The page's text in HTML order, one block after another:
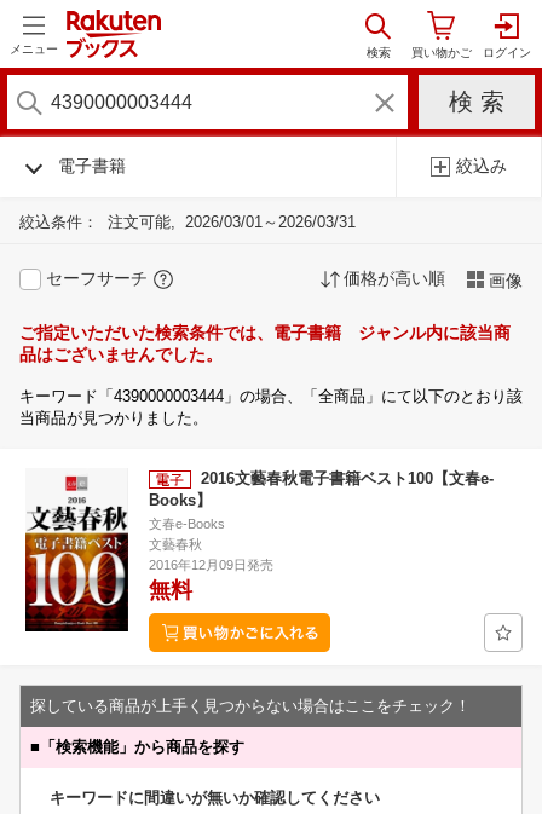
メニュー
電子書籍 絞込み
絞込条件： 注文可能 2026/03/01～2026/03/31
セーフサーチ 価格が高い順 画像
ご指定いただいた検索条件では、電子書籍 ジャンル内に該当商
品はございませんでした。
キーワード「4390000003444」の場合、「全商品」にて以下のとおり該
当商品が見つかりました。
2016文藝春秋電子書籍ベスト100【文春e-
Books】
文春e-Books
文藝春秋
2016年12月09日発売
無料
探している商品が上手く見つからない場合はここをチェック！
■ 「検索機能」から商品を探す
キーワードに間違いが無いか確認してください